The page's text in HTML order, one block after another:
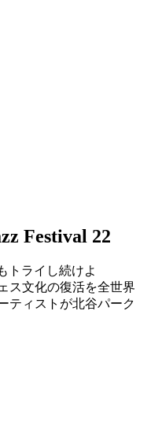
Festival 22
トライし続けよ
ス文化の復活を全世界
ティストが北谷パーク